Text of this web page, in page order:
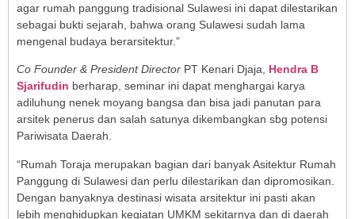
agar rumah panggung tradisional Sulawesi ini dapat dilestarikan
sebagai bukti sejarah, bahwa orang Sulawesi sudah lama
mengenal budaya berarsitektur.”
Co Founder & President Director PT Kenari Djaja, Hendra B
Sjarifudin berharap, seminar ini dapat menghargai karya
adiluhung nenek moyang bangsa dan bisa jadi panutan para
arsitek penerus dan salah satunya dikembangkan sbg potensi
Pariwisata Daerah.
“Rumah Toraja merupakan bagian dari banyak Asitektur Rumah
Panggung di Sulawesi dan perlu dilestarikan dan dipromosikan.
Dengan banyaknya destinasi wisata arsitektur ini pasti akan
lebih menghidupkan kegiatan UMKM sekitarnya dan di daerah